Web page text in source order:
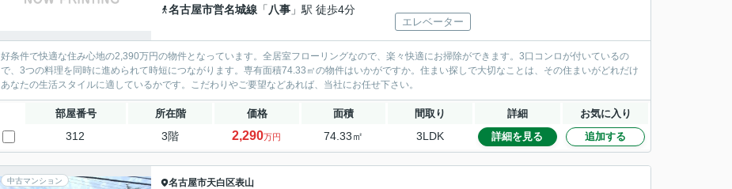
名古屋市営名城線 「 八事 」駅 徒歩4分
エレベーター
好条件で快適な住み心地の2,390万円の物件となっています。全居室フローリングなので、楽々快適にお掃除ができます。3口コンロが付いているの
で、3つの料理を同時に進められて時短につながります。専有面積74.33㎡の物件はいかがですか。住まい探しで大切なことは、その住まいがどれだけ
あなたの生活スタイルに適しているかです。こだわりやご要望などあれば、当社にお任せ下さい。
部屋番号 所在階 価格 面積 間取り 詳細 お気に入り
312 3階 2,290万円 74.33㎡ 3LDK 詳細を見る 追加する
中古マンション 名古屋市天白区表山